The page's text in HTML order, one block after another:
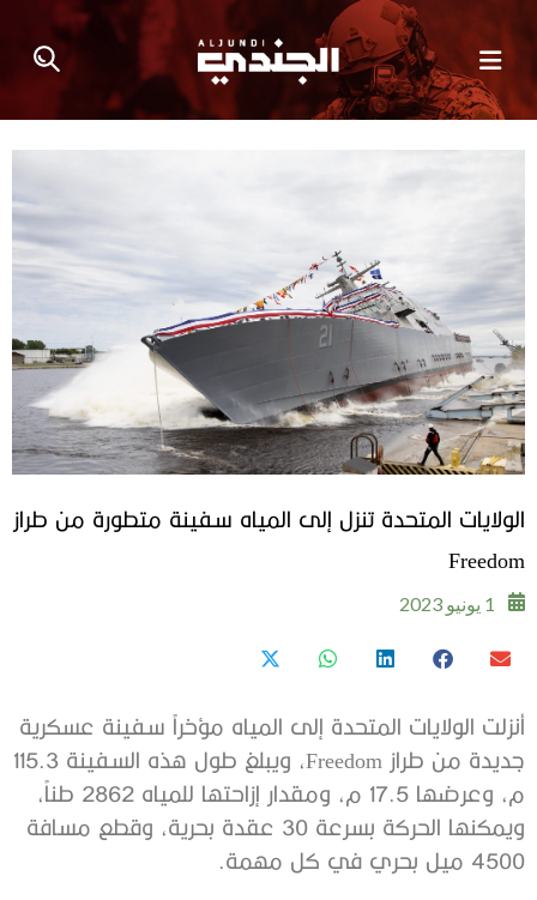
الولايات المتحدة تنزل إلى المياه سفينة متطورة من طراز
Freedom
1 يونيو 2023
أنزلت الولايات المتحدة إلى المياه مؤخراً سفينة عسكرية
جديدة من طراز Freedom، ويبلغ طول هذه السفينة 115.3
م، وعرضها 17.5 م، ومقدار إزاحتها للمياه 2862 طناً،
ويمكنها الحركة بسرعة 30 عقدة بحرية، وقطع مسافة
4500 ميل بحري في كل مهمة.